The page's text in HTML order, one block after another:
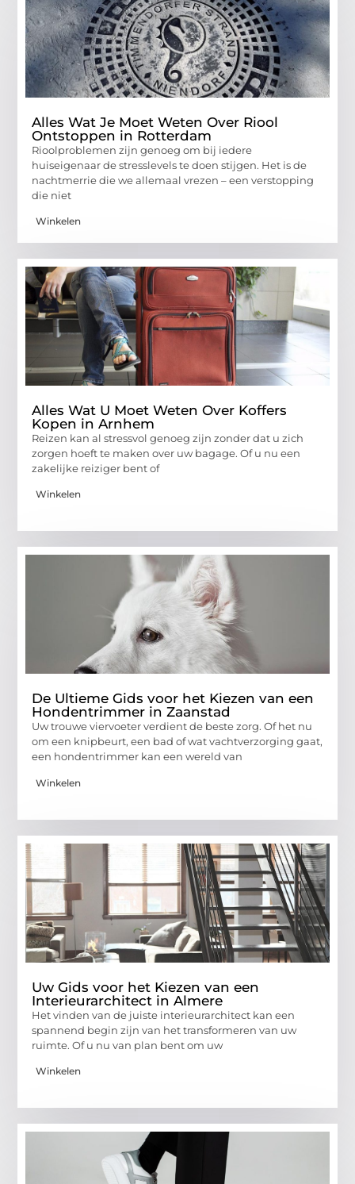
Alles Wat Je Moet Weten Over Riool
Ontstoppen in Rotterdam
Rioolproblemen zijn genoeg om bij iedere
huiseigenaar de stresslevels te doen stijgen. Het is de
nachtmerrie die we allemaal vrezen – een verstopping
die niet
Winkelen
Alles Wat U Moet Weten Over Koffers
Kopen in Arnhem
Reizen kan al stressvol genoeg zijn zonder dat u zich
zorgen hoeft te maken over uw bagage. Of u nu een
zakelijke reiziger bent of
Winkelen
De Ultieme Gids voor het Kiezen van een
Hondentrimmer in Zaanstad
Uw trouwe viervoeter verdient de beste zorg. Of het nu
om een knipbeurt, een bad of wat vachtverzorging gaat,
een hondentrimmer kan een wereld van
Winkelen
Uw Gids voor het Kiezen van een
Interieurarchitect in Almere
Het vinden van de juiste interieurarchitect kan een
spannend begin zijn van het transformeren van uw
ruimte. Of u nu van plan bent om uw
Winkelen